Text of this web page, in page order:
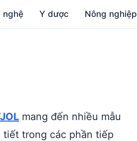
nghệ Y dược Nông nghiệp
mang đến nhiều mẫu
tiết trong các phần tiếp